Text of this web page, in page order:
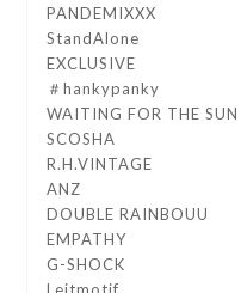
PANDEMIXXX
StandAlone
EXCLUSIVE
＃hankypanky
WAITING FOR THE SUN
SCOSHA
R.H.VINTAGE
ANZ
DOUBLE RAINBOUU
EMPATHY
G-SHOCK